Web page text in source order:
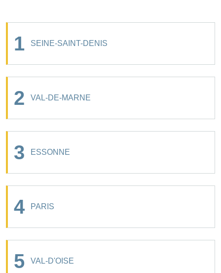
1 SEINE-SAINT-DENIS
2 VAL-DE-MARNE
3 ESSONNE
4 PARIS
5 VAL-D'OISE